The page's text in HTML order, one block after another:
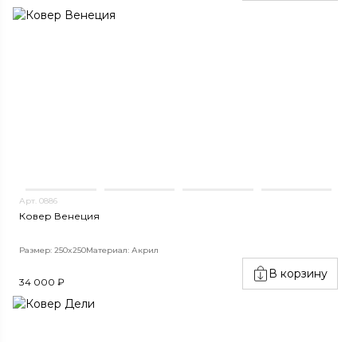
Арт. 0886
Ковер Венеция
Размер: 250x250Материал: Акрил
34 000 ₽
В корзину